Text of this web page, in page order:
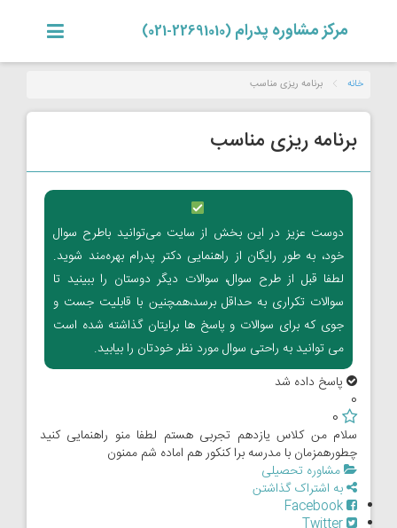
مرکز مشاوره پدرام (22691010-021)
خانه برنامه ریزی مناسب
برنامه ریزی مناسب
دوست عزیز در این بخش از سایت می‌توانید باطرح سوال
خود، به طور رایگان از راهنمایی دکتر پدرام بهره‌مند شوید.
لطفا قبل از طرح سوال، سوالات دیگر دوستان را ببینید تا
سوالات تکراری به حداقل برسد،همچنین با قابلیت جست و
جوی که برای سوالات و پاسخ ها برایتان گذاشته شده است
می توانید به راحتی سوال مورد نظر خودتان را بیابید.
پاسخ داده شد
0
0
سلام من کلاس یازدهم تجربی هستم لطفا منو راهنمایی کنید
چطورهمزمان با مدرسه برا کنکور هم اماده شم ممنون
مشاوره تحصیلی
به اشتراک گذاشتن